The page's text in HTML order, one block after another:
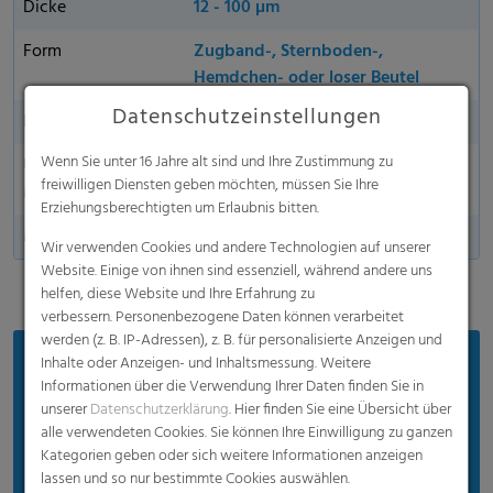
Dicke
12 - 100 µm
Form
Zugband-, Sternboden-,
Hemdchen- oder loser Beutel
Nachhaltigkeit
Ja
Umweltfreundliches
Material
Ja
Made in Germany
Vorteile
Leicht zu öffnen, zu schließen, zu tragen und
wegzuwerfen mit widerstandsfähigen
Verschlussbändern
Datenschutzeinstellungen
Wenn Sie unter 16 Jahre alt sind und Ihre Zustimmung zu
freiwilligen Diensten geben möchten, müssen Sie Ihre
Erziehungsberechtigten um Erlaubnis bitten.
Wir verwenden Cookies und andere Technologien auf unserer
Website. Einige von ihnen sind essenziell, während andere uns
helfen, diese Website und Ihre Erfahrung zu
verbessern. Personenbezogene Daten können verarbeitet
werden (z. B. IP-Adressen), z. B. für personalisierte Anzeigen und
Inhalte oder Anzeigen- und Inhaltsmessung. Weitere
Informationen über die Verwendung Ihrer Daten finden Sie in
unsererDatenschutzerklärung. Hier finden Sie eine Übersicht über
alle verwendeten Cookies. Sie können Ihre Einwilligung zu ganzen
Kategorien geben oder sich weitere Informationen anzeigen
lassen und so nur bestimmte Cookies auswählen.